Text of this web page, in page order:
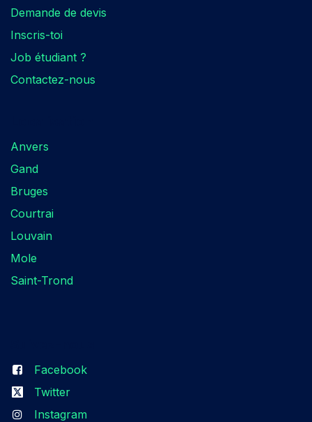
Demande de devis
Inscris-toi
Job étudiant ?
Contactez-nous
Anvers
Gand
Bruges
Courtrai
Louvain
Mole
Saint-Trond
Facebook
Twitter
Instagram